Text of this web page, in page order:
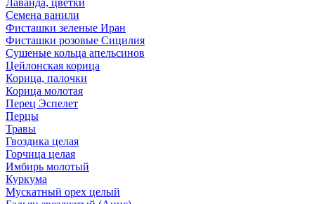
Лаванда, цветки
Семена ванили
Фисташки зеленые Иран
Фисташки розовые Сицилия
Сушеные кольца апельсинов
Цейлонская корица
Корица, палочки
Корица молотая
Перец Эспелет
Перцы
Травы
Гвоздика целая
Горчица целая
Имбирь молотый
Куркума
Мускатный орех целый